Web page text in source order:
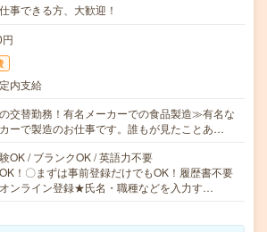
事できる方、大歓迎！
内支給
交替勤務！有名メーカーでの食品製造≫有名な
ーで製造のお仕事です。誰もが見たことあ…
OK / ブランクOK / 英語力不要
！〇まずは事前登録だけでもOK！履歴書不要
ンライン登録★氏名・職種などを入力す…